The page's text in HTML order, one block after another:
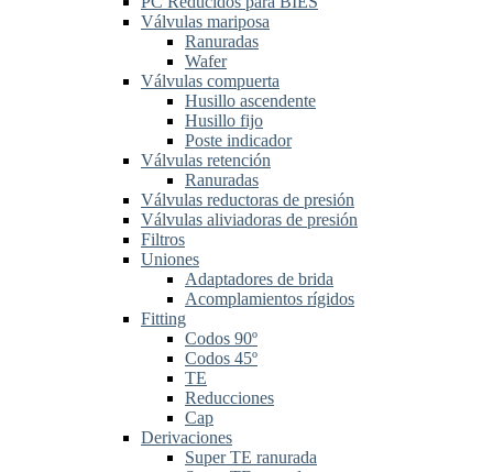
Válvulas mariposa
Ranuradas
Wafer
Válvulas compuerta
Husillo ascendente
Husillo fijo
Poste indicador
Válvulas retención
Ranuradas
Válvulas reductoras de presión
Válvulas aliviadoras de presión
Filtros
Uniones
Adaptadores de brida
Acomplamientos rígidos
Fitting
Codos 90º
Codos 45º
TE
Reducciones
Cap
Derivaciones
Super TE ranurada